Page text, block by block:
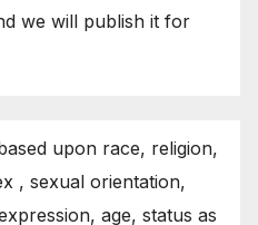
we will publish it for
upon race, religion,
, sexual orientation,
age, status as